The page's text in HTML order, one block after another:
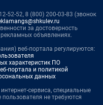
52-52, 8 (800) 200-03-83 (звонок
за достоверность
объявлениях.
веб-портала регулируются:
характеристик ПО
портала и политикой
данных
сервиса, специальные
пользователя не требуются